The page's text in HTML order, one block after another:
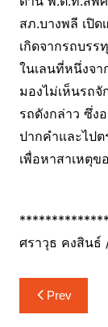
สภ.บางพลี เปิด
เกิดจากรถบร
ในเลนที่หนึ่งจ
มองไม่เห็นรถ
รถดังกล่าว ซึ่ง
ปากคำและไปต
เพื่อหาสาเหตุ
ศราวุธ คงสินธ์
แนะแนว
เรื่อง
Prev